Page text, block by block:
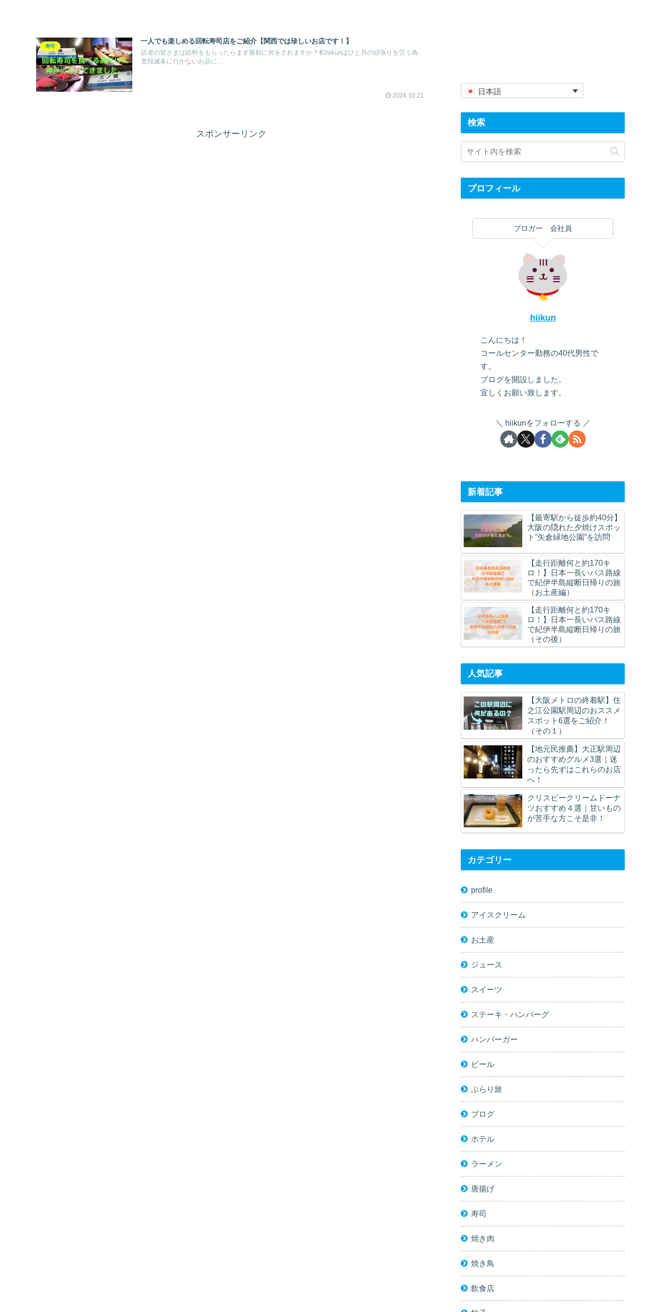
寿司
一人でも楽しめる回転寿司店をご紹介【関西では珍しいお店です！】
読者の皆さまは給料をもらったらまず最初に何をされますか？私hiikunはひと月の頑張りを労う為、
普段滅多に行かないお店に...
2024.10.21
スポンサーリンク
日本語
検索
プロフィール
ブロガー 会社員
hiikun
こんにちは！
コールセンター勤務の40代男性で
す。
ブログを開設しました。
宜しくお願い致します。
hiikunをフォローする
新着記事
【最寄駅から徒歩約40分】
大阪の隠れた夕焼けスポッ
ト”矢倉緑地公園”を訪問
【走行距離何と約170キ
ロ！】日本一長いバス路線
で紀伊半島縦断日帰りの旅
（お土産編）
【走行距離何と約170キ
ロ！】日本一長いバス路線
で紀伊半島縦断日帰りの旅
（その後）
人気記事
【大阪メトロの終着駅】住
之江公園駅周辺のおススメ
スポット6選をご紹介！
（その１）
【地元民推薦】大正駅周辺
のおすすめグルメ3選｜迷
ったら先ずはこれらのお店
へ！
クリスピークリームドーナ
ツおすすめ４選｜甘いもの
が苦手な方こそ是非！
カテゴリー
profile
アイスクリーム
お土産
ジュース
スイーツ
ステーキ・ハンバーグ
ハンバーガー
ビール
ぶらり旅
ブログ
ホテル
ラーメン
唐揚げ
寿司
焼き肉
焼き鳥
飲食店